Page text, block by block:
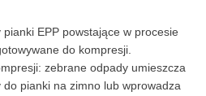
EPP powstające w procesie
do kompresji.
zebrane odpady umieszcza
pianki na zimno lub wprowadza